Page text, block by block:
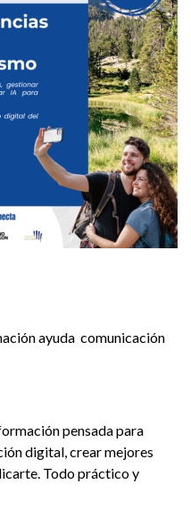
ayuda comunicación
pensada para
digital, crear mejores
Todo práctico y